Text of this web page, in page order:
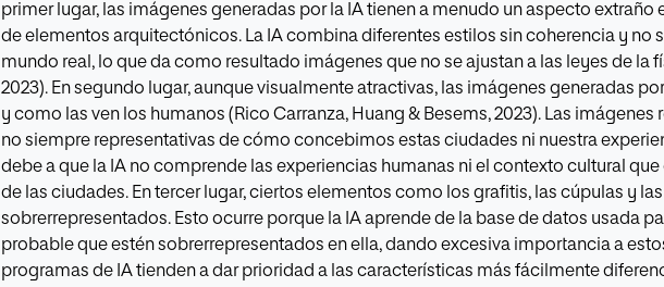
primer lugar, las imágenes generadas por la IA tienen a menudo un aspecto
de elementos arquitectónicos. La IA combina diferentes estilos sin coherencia y no
mundo real, lo que da como resultado imágenes que no se ajustan a las leyes de la
2023). En segundo lugar, aunque visualmente atractivas, las imágenes generadas
y como las ven los humanos (Rico Carranza, Huang & Besems, 2023). Las
no siempre representativas de cómo concebimos estas ciudades ni nuestra
debe a que la IA no comprende las experiencias humanas ni el contexto cultural
de las ciudades. En tercer lugar, ciertos elementos como los grafitis, las cúpulas y
sobrerrepresentados. Esto ocurre porque la IA aprende de la base de datos usada
probable que estén sobrerrepresentados en ella, dando excesiva importancia a
programas de IA tienden a dar prioridad a las características más fácilmente